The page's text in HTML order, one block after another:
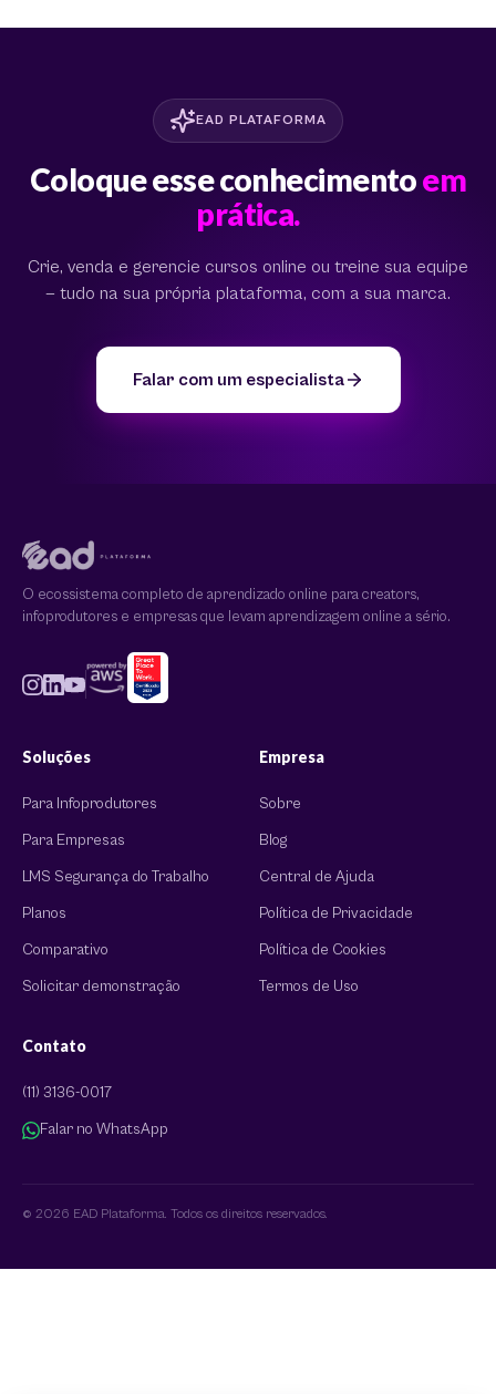
EAD PLATAFORMA
Coloque esse conhecimentoem
prática.
Crie, venda e gerencie cursos online ou treine sua equipe
— tudo na sua própria plataforma, com a sua marca.
Falar com um especialista
O ecossistema completo de aprendizado online para creators,
infoprodutores e empresas que levam aprendizagem online a sério.
Soluções
Para Infoprodutores
Para Empresas
LMS Segurança do Trabalho
Planos
Comparativo
Solicitar demonstração
Empresa
Sobre
Blog
Central de Ajuda
Política de Privacidade
Política de Cookies
Termos de Uso
Contato
(11) 3136-0017
Falar no WhatsApp
© 2026 EAD Plataforma. Todos os direitos reservados.